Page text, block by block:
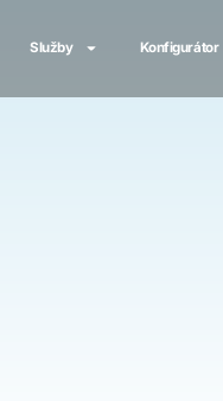
Služby Konfigurátor